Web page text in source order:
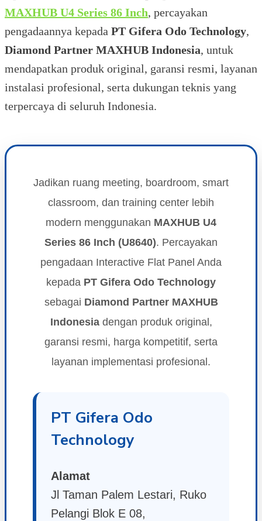
MAXHUB U4 Series 86 Inch, percayakan
pengadaannya kepada PT Gifera Odo Technology,
Diamond Partner MAXHUB Indonesia, untuk
mendapatkan produk original, garansi resmi, layanan
instalasi profesional, serta dukungan teknis yang
terpercaya di seluruh Indonesia.
Jadikan ruang meeting, boardroom, smart
classroom, dan training center lebih
modern menggunakan MAXHUB U4
Series 86 Inch (U8640). Percayakan
pengadaan Interactive Flat Panel Anda
kepada PT Gifera Odo Technology
sebagai Diamond Partner MAXHUB
Indonesia dengan produk original,
garansi resmi, harga kompetitif, serta
layanan implementasi profesional.
PT Gifera Odo
Technology
Alamat
Jl Taman Palem Lestari, Ruko
Pelangi Blok E 08,